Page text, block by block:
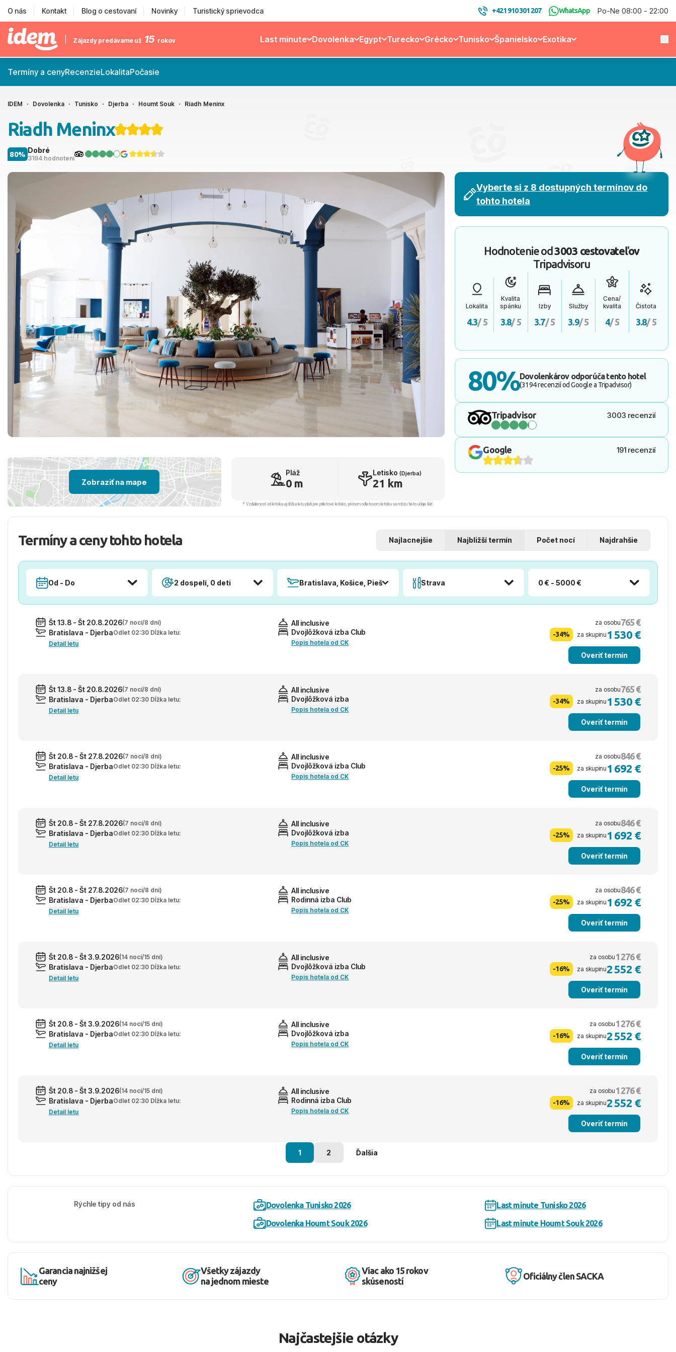
O nás Kontakt Blog o cestovaní Novinky Turistický sprievodca +421 910 301 207 WhatsApp Po-Ne 08:00 - 22:00
Zájazdy predávame už 15 rokov Last minute Dovolenka Egypt Turecko Grécko Tunisko Španielsko Exotika
Termíny a cenyRecenzieLokalitaPočasie
IDEM Dovolenka Tunisko Djerba Houmt Souk Riadh Meninx
Riadh Meninx
Dobré
3194 hodnotení
80%
Vyberte si z 8 dostupných termínov do
tohto hotela
Hodnotenie od3003 cestovateľov
Tripadvisoru
Lokalita
4.3/ 5
Kvalita
spánku
3.8/ 5
Izby
3.7/ 5
Služby
3.9/ 5
Cena/
kvalita
4/ 5
Čistota
3.8/ 5
80%Dovolenkárov odporúča tento hotel
(3194 recenzií od Google a Tripadvisor)
Tripadvisor 3003 recenzií
Google 191 recenzií
Zobraziť na mape
Pláž
0 m
Letisko(Djerba)
21 km
* Vzdialenosť od letiska aj dľžka letu platí pre príletové letisko, pri inom odletovom letisku sa môžu tieto údaje líšiť.
Termíny a ceny tohto hotela Najlacnejšie Najbližší termín Počet nocí Najdrahšie
Od - Do 2 dospelí, 0 deti Bratislava, Košice, Piešťany, PopradStrava 0 € - 5000 €
Št 13.8 - Št 20.8.2026(7 nocí/8 dní)
Bratislava - DjerbaOdlet 02:30 Dĺžka letu:
Detail letu
All inclusive
Dvojlôžková izba Club
Popis hotela od CK
za osobu765 €
-34% za skupinu 1 530 €
Overiť termín
Št 13.8 - Št 20.8.2026(7 nocí/8 dní)
Bratislava - DjerbaOdlet 02:30 Dĺžka letu:
Detail letu
All inclusive
Dvojlôžková izba
Popis hotela od CK
za osobu765 €
-34% za skupinu 1 530 €
Overiť termín
Št 20.8 - Št 27.8.2026(7 nocí/8 dní)
Bratislava - DjerbaOdlet 02:30 Dĺžka letu:
Detail letu
All inclusive
Dvojlôžková izba Club
Popis hotela od CK
za osobu846 €
-25% za skupinu 1 692 €
Overiť termín
Št 20.8 - Št 27.8.2026(7 nocí/8 dní)
Bratislava - DjerbaOdlet 02:30 Dĺžka letu:
Detail letu
All inclusive
Dvojlôžková izba
Popis hotela od CK
za osobu846 €
-25% za skupinu 1 692 €
Overiť termín
Št 20.8 - Št 27.8.2026(7 nocí/8 dní)
Bratislava - DjerbaOdlet 02:30 Dĺžka letu:
Detail letu
All inclusive
Rodinná izba Club
Popis hotela od CK
za osobu846 €
-25% za skupinu 1 692 €
Overiť termín
Št 20.8 - Št 3.9.2026(14 nocí/15 dní)
Bratislava - DjerbaOdlet 02:30 Dĺžka letu:
Detail letu
All inclusive
Dvojlôžková izba Club
Popis hotela od CK
za osobu 1 276 €
-16% za skupinu2 552 €
Overiť termín
Št 20.8 - Št 3.9.2026(14 nocí/15 dní)
Bratislava - DjerbaOdlet 02:30 Dĺžka letu:
Detail letu
All inclusive
Dvojlôžková izba
Popis hotela od CK
za osobu 1 276 €
-16% za skupinu2 552 €
Overiť termín
Št 20.8 - Št 3.9.2026(14 nocí/15 dní)
Bratislava - DjerbaOdlet 02:30 Dĺžka letu:
Detail letu
All inclusive
Rodinná izba Club
Popis hotela od CK
za osobu 1 276 €
-16% za skupinu2 552 €
Overiť termín
1 2 Ďalšia
Rýchle tipy od nás Dovolenka Tunisko 2026
Last minute Tunisko 2026
Dovolenka Houmt Souk 2026
Last minute Houmt Souk 2026
Garancia najnižšej
ceny
Všetky zájazdy
na jednom mieste
Viac ako 15 rokov
skúseností
Oficiálny člen SACKA
Najčastejšie otázky